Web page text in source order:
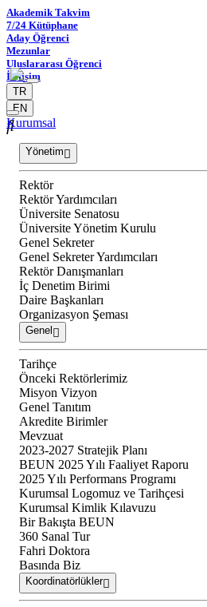
Akademik Takvim
7/24 Kütüphane
Aday Öğrenci
Mezunlar
Uluslararası Öğrenci
İletişim
TR
EN
Kurumsal
Yönetim
Rektör
Rektör Yardımcıları
Üniversite Senatosu
Üniversite Yönetim Kurulu
Genel Sekreter
Genel Sekreter Yardımcıları
Rektör Danışmanları
İç Denetim Birimi
Daire Başkanları
Organizasyon Şeması
Genel
Tarihçe
Önceki Rektörlerimiz
Misyon Vizyon
Genel Tanıtım
Akredite Birimler
Mevzuat
2023-2027 Stratejik Planı
BEUN 2025 Yılı Faaliyet Raporu
2025 Yılı Performans Programı
Kurumsal Logomuz ve Tarihçesi
Kurumsal Kimlik Kılavuzu
Bir Bakışta BEUN
360 Sanal Tur
Fahri Doktora
Basında Biz
Koordinatörlükler